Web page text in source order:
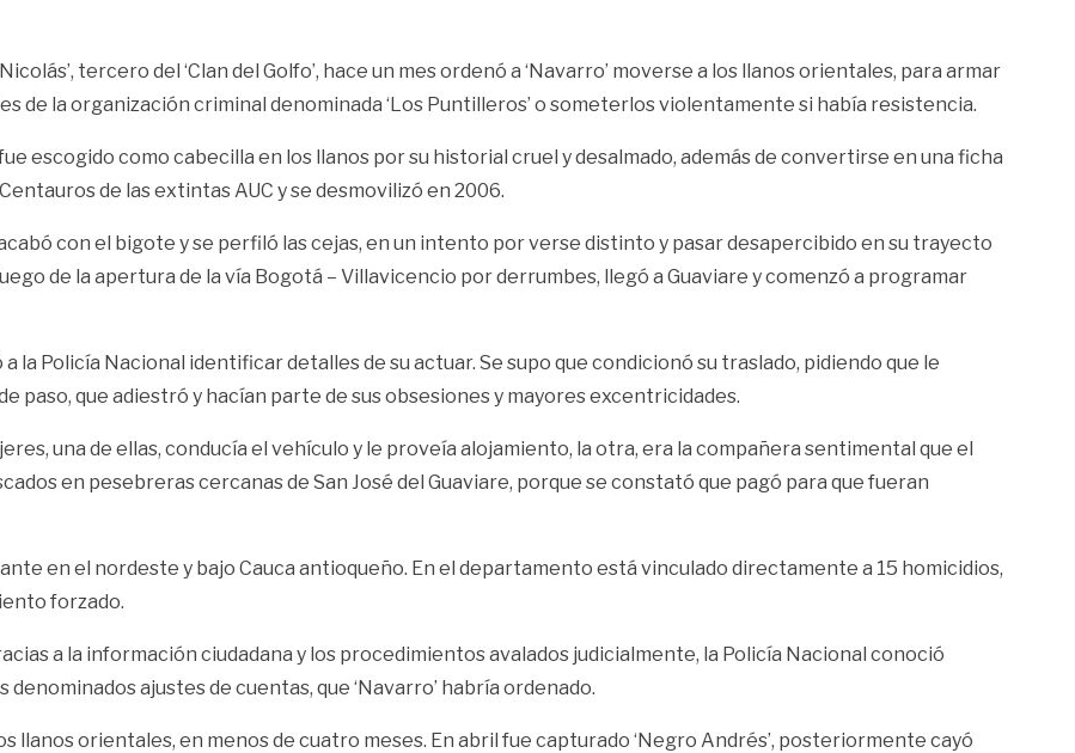
tercero del ‘Clan del Golfo’, hace un mes ordenó a ‘Navarro’ moverse a los llanos orientales, para armar
de la organización criminal denominada ‘Los Puntilleros’ o someterlos violentamente si había resistencia.
escogido como cabecilla en los llanos por su historial cruel y desalmado, además de convertirse en una ficha
de las extintas AUC y se desmovilizó en 2006.
con el bigote y se perfiló las cejas, en un intento por verse distinto y pasar desapercibido en su trayecto
de la apertura de la vía Bogotá – Villavicencio por derrumbes, llegó a Guaviare y comenzó a programar
la Policía Nacional identificar detalles de su actuar. Se supo que condicionó su traslado, pidiendo que le
paso, que adiestró y hacían parte de sus obsesiones y mayores excentricidades.
una de ellas, conducía el vehículo y le proveía alojamiento, la otra, era la compañera sentimental que el
en pesebreras cercanas de San José del Guaviare, porque se constató que pagó para que fueran
en el nordeste y bajo Cauca antioqueño. En el departamento está vinculado directamente a 15 homicidios,
forzado.
a la información ciudadana y los procedimientos avalados judicialmente, la Policía Nacional conoció
ajustes de cuentas, que ‘Navarro’ habría ordenado.
llanos orientales, en menos de cuatro meses. En abril fue capturado ‘Negro Andrés’, posteriormente cayó